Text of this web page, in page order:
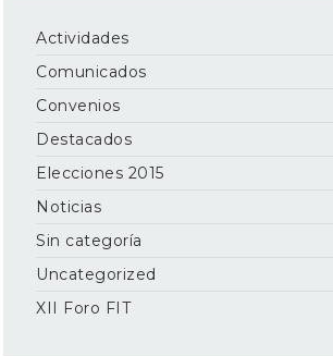
Actividades
Comunicados
Convenios
Destacados
Elecciones 2015
Noticias
Sin categoría
Uncategorized
XII Foro FIT